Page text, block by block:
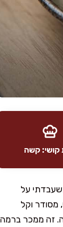
קושי: קשה
על
מסודר וקל
זה ממכר ברמה